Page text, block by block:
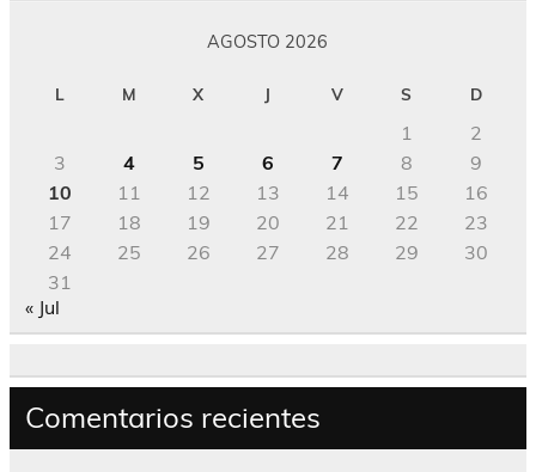
AGOSTO 2026
L M X J V S D
1
2
3
4 5 6 7 8
9
10
11 12 13 14 15
16
17
18 19 20 21 22
23
24
25 26 27 28 29
30
31
« Jul
Comentarios recientes